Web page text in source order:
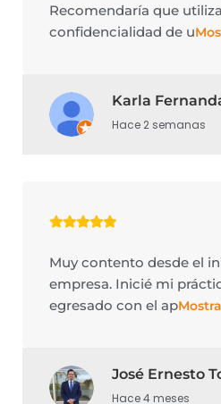
Recomendaría que
confidencialidad de u
Karla
Hace 2 semanas
Muy contento desde el
empresa. Inicié mi
egresado con el ap
José Ernesto
Hace 4 meses